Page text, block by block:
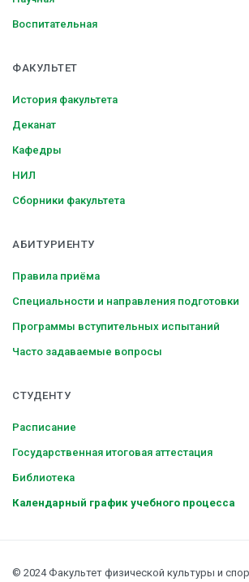
Воспитательная
ФАКУЛЬТЕТ
История факультета
Деканат
Кафедры
НИЛ
Сборники факультета
АБИТУРИЕНТУ
Правила приёма
Специальности и направления подготовки
Программы вступительных испытаний
Часто задаваемые вопросы
СТУДЕНТУ
Расписание
Государственная итоговая аттестация
Библиотека
Календарный график учебного процесса
© 2024 Факультет физической культуры и